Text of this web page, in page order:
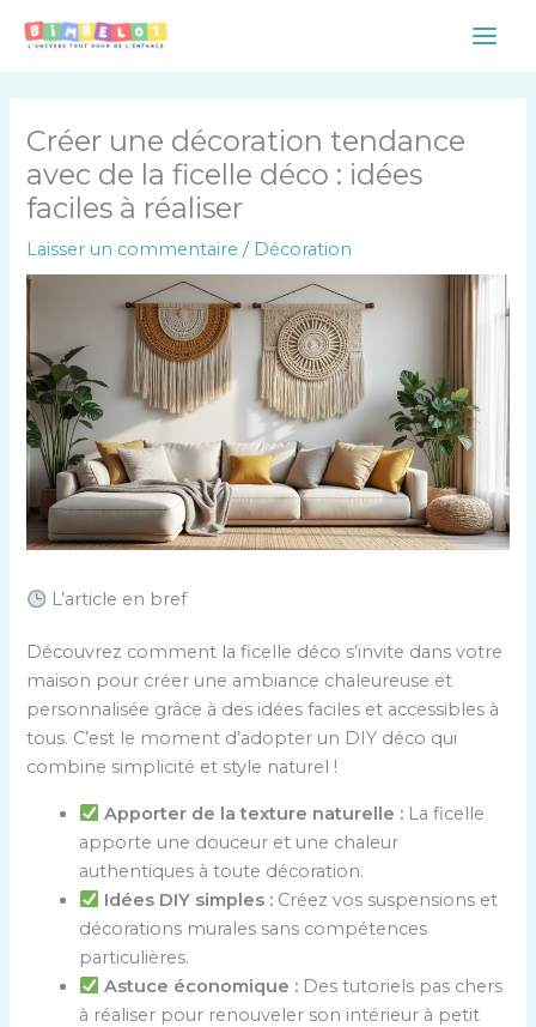
Main
Créer une décoration tendance
avec de la ficelle déco : idées
faciles à réaliser
Laisser un commentaire / Décoration
L’article en bref
Découvrez comment la ficelle déco s’invite dans votre
maison pour créer une ambiance chaleureuse et
personnalisée grâce à des idées faciles et accessibles à
tous. C’est le moment d’adopter un DIY déco qui
combine simplicité et style naturel !
Apporter de la texture naturelle :La ficelle
apporte une douceur et une chaleur
authentiques à toute décoration.
Idées DIY simples :Créez vos suspensions et
décorations murales sans compétences
particulières.
Astuce économique :Des tutoriels pas chers
à réaliser pour renouveler son intérieur à petit